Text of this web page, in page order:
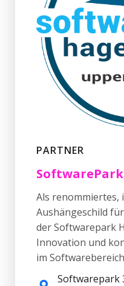
PARTNER
Als renommiertes,
Aushängeschild
der Softwarepark
Innovation und
im
Softwarepark